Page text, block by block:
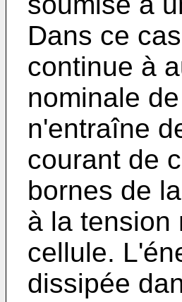
Dans ce
continue à
nominale
n'entraîne
courant de
bornes de
à la tension
cellule.
dissipée